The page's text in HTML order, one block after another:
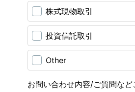
株式現物取引
投資信託取引
Other
お問い合わせ内容/ご質問など